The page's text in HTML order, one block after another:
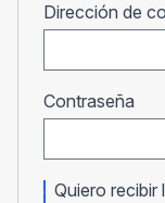
Dirección de
Contraseña
Quiero recibir